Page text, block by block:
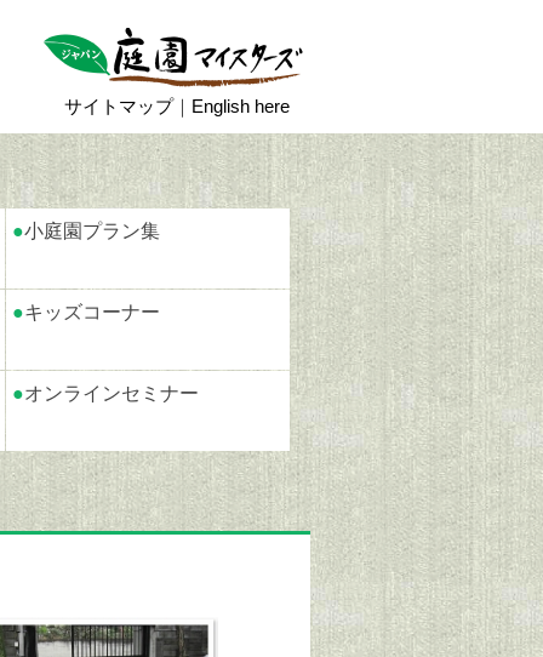
サイトマップ｜ English here
●小庭園プラン集
●キッズコーナー
●オンラインセミナー